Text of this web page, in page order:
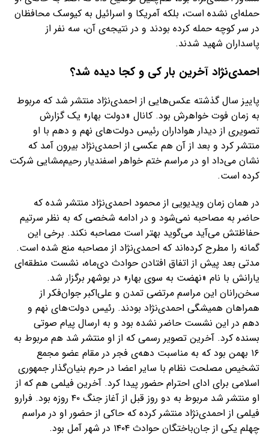
حمله‌ای نشده است، بلکه آمریکا و اسرائیل به کیوسک محافظان
در سر کوچه حمله کرده بودند و در نتیجه‌ی آن، سه نفر از
پاسداران شهید شدند.
احمدی‌نژاد آخرین بار کی و کجا دیده شد؟
پاییز سال گذشته عکس‌هایی از احمدی‌نژاد منتشر شد که مربوط
به زمان فوت خواهرش بود. کانال «دولت بهار» یک گزارش
تصویری از دیدار هواداران رئیس دولت‌های نهم و دهم با او
منتشر کرد و بعد از آن هم عکسی از احمدی‌نژاد بیرون آمد که
نشان می‌داد او در مراسم ختم خواهر اسفندیار رحیم‌مشایی شرکت
کرده است.
در همان زمان ویدیویی از محمود احمدی‌نژاد منتشر شده که
حاضر به مصاحبه نمی‌شود و در ادامه شخصی که به نظر سرتیم
حفاظتش می‌آید می‌گوید بهتر است مصاحبه نکند. برخی این
گمانه را مطرح کرده‌اند که احمدی‌نژاد از مصاحبه منع شده است.
مدتی بعد پیش از اتفاق افتادن حوادث دی‌ماه، نشست منطقه‌ای
یارانش با نام «نهضت به سوی بهار» در بوشهر برگزار شد.
سخن‌رانان این مراسم مرتضی تمدن و علی‌اکبر جوان‌فکر از
همراهان همیشگی احمدی‌نژاد بودند. رئیس دولت‌های نهم و
دهم در این نشست حاضر نشده بود و به ارسال پیام صوتی
بسنده کرد. آخرین تصویر رسمی که از او منتشر شد هم مربوط به
۱۶ بهمن بود که به مناسبت دهه‌ی فجر در مقام عضو مجمع
تشخیص مصلحت نظام با سایر اعضا در حرم بنیان‌گذار جمهوری
اسلامی برای ادای احترام حضور پیدا کرد. آخرین فیلمی هم که از
او منتشر شد مربوط به دو روز قبل از آغاز جنگ ۴۰ روزه بود. فرارو
فیلمی از احمدی‌نژاد منتشر کرده که حاکی از حضور او در مراسم
چهلم یکی از جان‌باختگان حوادث ۱۴۰۴ در شهر آمل بود.